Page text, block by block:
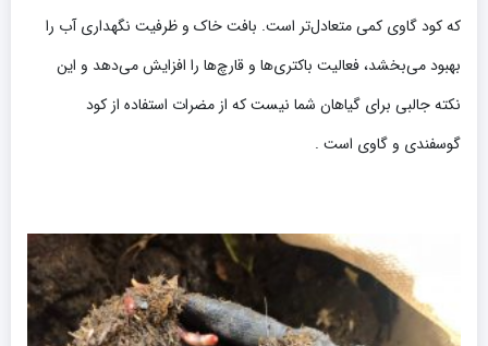
که کود گاوی کمی متعادل‌تر است. بافت خاک و ظرفیت نگهداری آب را
بهبود می‌بخشد، فعالیت باکتری‌ها و قارچ‌ها را افزایش می‌دهد و این
نکته جالبی برای گیاهان شما نیست که از مضرات استفاده از کود
گوسفندی و گاوی است .